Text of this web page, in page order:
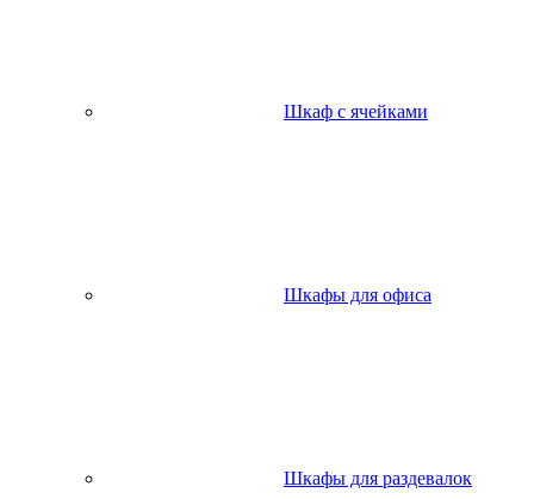
Шкаф с ячейками
Шкафы для офиса
Шкафы для раздевалок